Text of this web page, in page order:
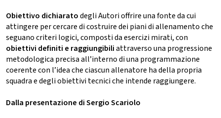
Obiettivo dichiaratodegli Autori offrire una fonte da cui
attingere per cercare di costruire dei piani di allenamento che
seguano criteri logici, composti da esercizi mirati, con
obiettivi definiti e raggiungibiliattraverso una progressione
metodologica precisa all’interno di una programmazione
coerente con l’idea che ciascun allenatore ha della propria
squadra e degli obiettivi tecnici che intende raggiungere.
Dalla presentazione di Sergio Scariolo